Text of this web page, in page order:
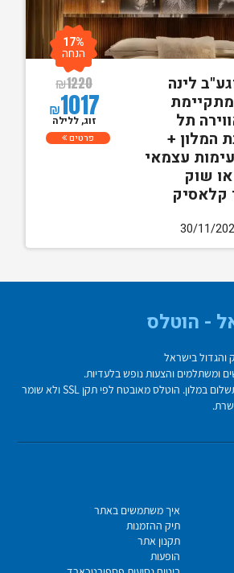
לינה
תל
המלון +
עצמאי
שוק
קלאסיק
₪1220
₪1017
17%
הנחה
זוג, ללילה
פרטים
- הוטלס
והגדול בישראל
ומשתלמים והצעות נופש בלעדיות.
הזמנה באתר ללא חיוב, התשלום במלון. הוטלס מאובטח לפי תקן SSL ולא שומר
איך משתמשים באתר
תיק ההזמנות
תקנון אתר
הופעות